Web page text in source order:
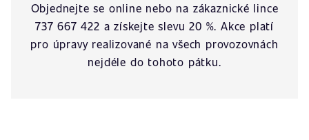
Objednejte se online nebo na zákaznické lince
737 667 422 a získejte slevu 20 %. Akce platí
pro úpravy realizované na všech provozovnách
nejdéle do tohoto pátku.